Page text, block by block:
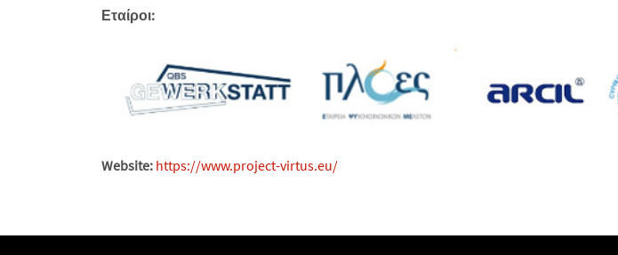
Εταίροι:
Website: https://www.project-virtus.eu/